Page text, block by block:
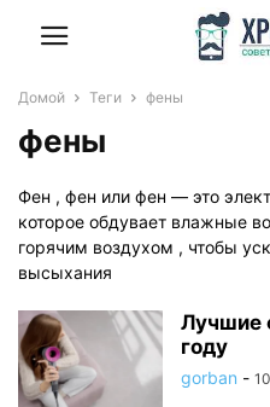
Домой Теги фены
фены
Фен , фен или фен — это
которое обдувает влажные
горячим воздухом , чтобы
высыхания
Лучшие
году
gorban -